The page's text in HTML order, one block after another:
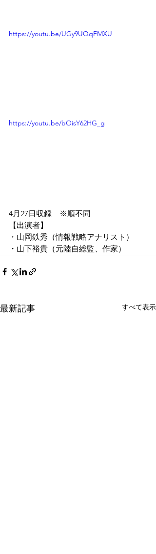
https://youtu.be/UGy9UQqFMXU
https://youtu.be/bOisY62HG_g
4月27日収録　※順不同
【出演者】
・山岡鉄秀（情報戦略アナリスト）
・山下裕貴（元陸自総監、作家）
最新記事 すべて表示